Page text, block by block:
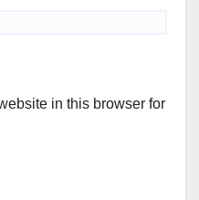
in this browser for